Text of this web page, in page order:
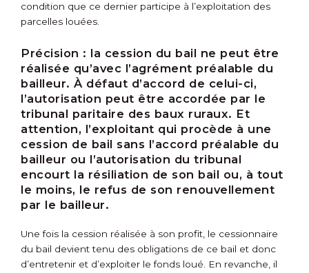
condition que ce dernier participe à l’exploitation des
parcelles louées.
Précision : la cession du bail ne peut être
réalisée qu’avec l’agrément préalable du
bailleur. À défaut d’accord de celui-ci,
l’autorisation peut être accordée par le
tribunal paritaire des baux ruraux. Et
attention, l’exploitant qui procède à une
cession de bail sans l’accord préalable du
bailleur ou l’autorisation du tribunal
encourt la résiliation de son bail ou, à tout
le moins, le refus de son renouvellement
par le bailleur.
Une fois la cession réalisée à son profit, le cessionnaire
du bail devient tenu des obligations de ce bail et donc
d’entretenir et d’exploiter le fonds loué. En revanche, il